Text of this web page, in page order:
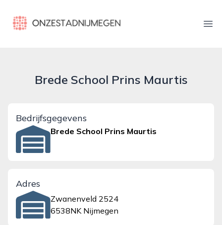
onzestadnijmegen.nl
Brede School Prins Maurtis
Bedrijfsgegevens
Brede School Prins Maurtis
Adres
Zwanenveld 2524
6538NK Nijmegen